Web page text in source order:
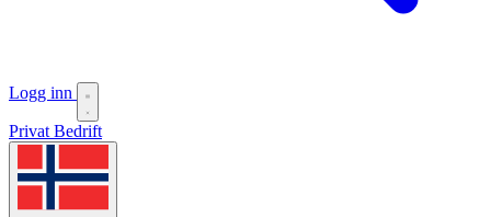
Logg inn
Privat Bedrift